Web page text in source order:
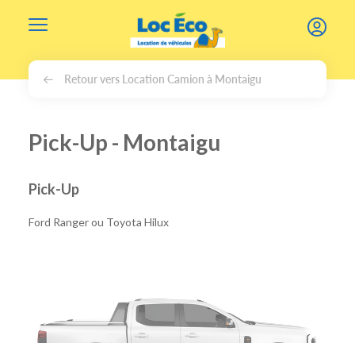
Retour vers Location Camion à Montaigu
Pick-Up - Montaigu
Pick-Up
Ford Ranger ou Toyota Hilux